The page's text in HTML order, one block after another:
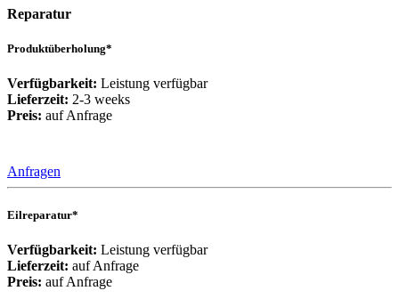
Reparatur
Produktüberholung*
Verfügbarkeit: Leistung verfügbar
Lieferzeit: 2-3 weeks
Preis: auf Anfrage
Anfragen
Eilreparatur*
Verfügbarkeit: Leistung verfügbar
Lieferzeit: auf Anfrage
Preis: auf Anfrage